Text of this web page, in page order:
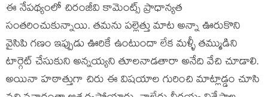
ఈ నేపథ్యంలో చిరంజీవి కామెంట్స్ ప్రాధాన్యత
సంతరించుకున్నాయి. తమను పల్లెత్తు మాట అన్నా ఊరుకొని
వైసిపి గణం ఇప్పుడు ఊరికే ఉంటుందా లేక మళ్ళీ తమ్ముడిని
టార్గెట్ చేసుకుని అన్నయ్యని తూలనాడతారా అనేది వేచి చూడాలి.
అయినా హఠాత్తుగా చిరు ఈ విషయాల గురించి మాట్లాడ్డం చూసి